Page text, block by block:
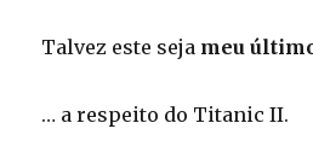
no
Talvez este seja meu
… a respeito do Titanic II.